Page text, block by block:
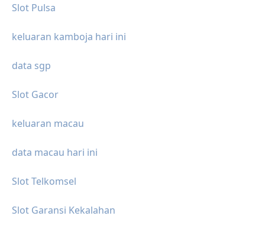
Slot Pulsa
keluaran kamboja hari ini
data sgp
Slot Gacor
keluaran macau
data macau hari ini
Slot Telkomsel
Slot Garansi Kekalahan